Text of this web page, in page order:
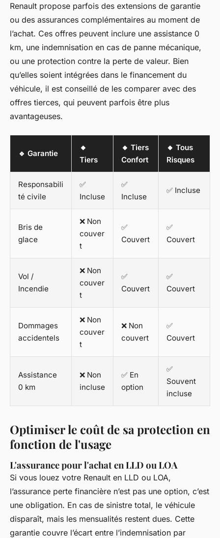
Renault propose parfois des extensions de garantie
ou des assurances complémentaires au moment de
l’achat. Ces offres peuvent inclure une assistance 0
km, une indemnisation en cas de panne mécanique,
ou une protection contre la perte de valeur. Bien
qu’elles soient intégrées dans le financement du
véhicule, il est conseillé de les comparer avec des
offres tierces, qui peuvent parfois être plus
avantageuses.
🔹 Garantie
🔸
Tiers
🔸 Tiers
Confort
🔸 Tous
Risques
Responsabili
té civile
✅
Incluse
✅
Incluse
✅ Incluse
Bris de
glace
❌ Non
couver
t
✅
Couvert
✅
Couvert
Vol /
Incendie
❌ Non
couver
t
✅
Couvert
✅
Couvert
Dommages
accidentels
❌ Non
couver
t
❌ Non
couvert
✅
Couvert
Assistance
0 km
❌ Non
incluse
✅ En
option
✅
Souvent
incluse
Optimiser le coût de sa protection en
fonction de l'usage
L'assurance pour l'achat en LLD ou LOA
Si vous louez votre Renault en LLD ou LOA,
l’assurance perte financière n’est pas une option, c’est
une obligation. En cas de sinistre total, le véhicule
disparaît, mais les mensualités restent dues. Cette
garantie couvre l’écart entre l’indemnisation par